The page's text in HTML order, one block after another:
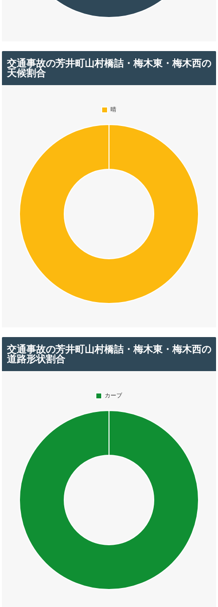
交通事故の芳井町山村橋詰・梅木東・梅木西の
天候割合
交通事故の芳井町山村橋詰・梅木東・梅木西の
道路形状割合